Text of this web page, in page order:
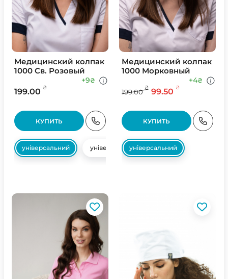
Медицинский колпак
1000 Св. Розовый
199.00 ₴
+9₴
КУПИТЬ
універсальний універсальний
Медицинский колпак
1000 Морковный
199.00
₴ 99.50 ₴
+4₴
КУПИТЬ
універсальний